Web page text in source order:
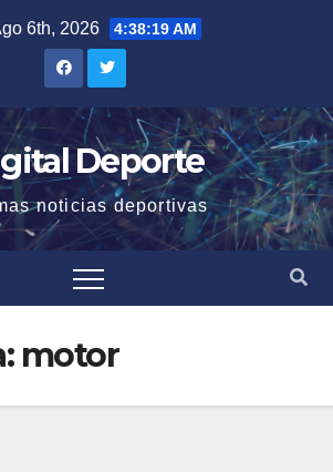
6th, 2026 4:38:20 AM
Deporte
noticias deportivas
motor